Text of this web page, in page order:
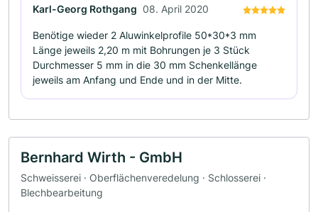
Karl-Georg Rothgang 08. April 2020
Benötige wieder 2 Aluwinkelprofile 50*30*3 mm
Länge jeweils 2,20 m mit Bohrungen je 3 Stück
Durchmesser 5 mm in die 30 mm Schenkellänge
jeweils am Anfang und Ende und in der Mitte.
Bernhard Wirth - GmbH
Schweisserei · Oberflächenveredelung · Schlosserei ·
Blechbearbeitung